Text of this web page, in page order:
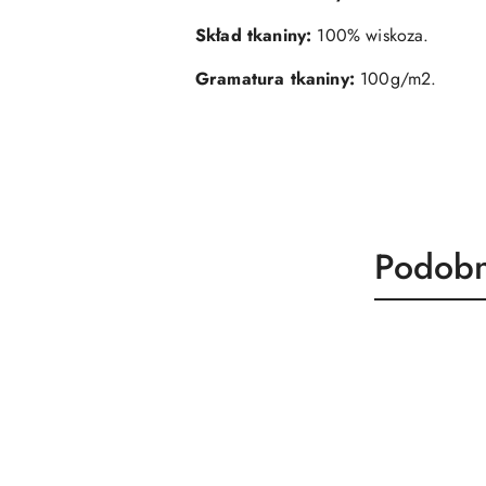
Skład tkaniny: 100% wiskoza.
Gramatura tkaniny: 100g/m2.
o